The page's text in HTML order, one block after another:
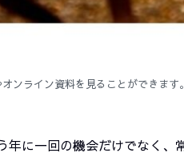
ンライン資料を見ることができます。
に一回の機会だけでなく、